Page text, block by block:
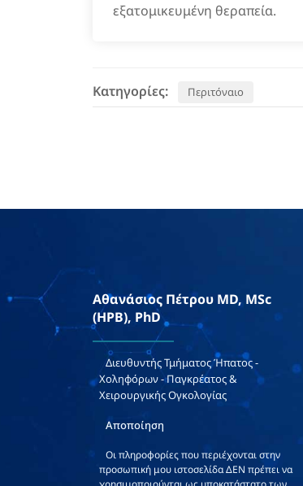
εξατομικευμένη θεραπεία.
Κατηγορίες: Περιτόναιο
Αθανάσιος Πέτρου MD, MSc
(HPB), PhD
Διευθυντής Τμήματος Ήπατος -
Χοληφόρων - Παγκρέατος &
Χειρουργικής Ογκολογίας
Αποποίηση
Οι πληροφορίες που περιέχονται στην
προσωπική μου ιστοσελίδα ΔΕΝ πρέπει να